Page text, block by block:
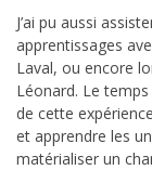
J’ai pu aussi
apprentissages
Laval, ou encore
Léonard. Le
de cette
et apprendre les
matérialiser un